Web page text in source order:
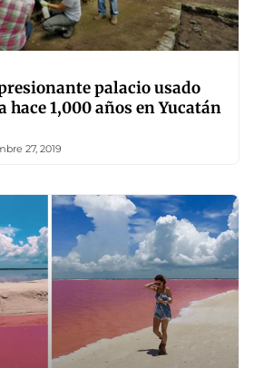
palacio usado
hace 1,000 años en Yucatán
27, 2019